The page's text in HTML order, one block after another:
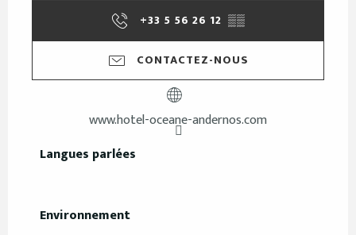
+33 5 56 26 12 ▒▒
CONTACTEZ-NOUS
www.hotel-oceane-andernos.com
Langues parlées
Langues parlées
Environnement
Environnement